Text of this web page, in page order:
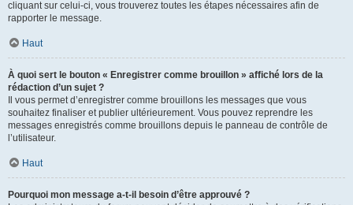
cliquant sur celui-ci, vous trouverez toutes les étapes nécessaires afin de
rapporter le message.
Haut
À quoi sert le bouton « Enregistrer comme brouillon » affiché lors de la
rédaction d’un sujet ?
Il vous permet d’enregistrer comme brouillons les messages que vous
souhaitez finaliser et publier ultérieurement. Vous pouvez reprendre les
messages enregistrés comme brouillons depuis le panneau de contrôle de
l’utilisateur.
Haut
Pourquoi mon message a-t-il besoin d’être approuvé ?